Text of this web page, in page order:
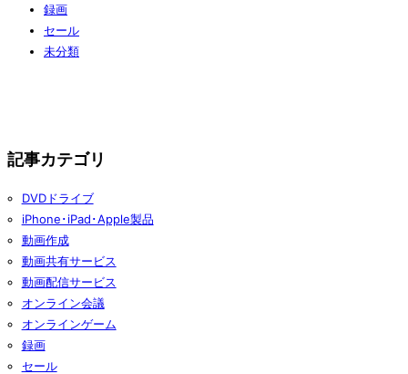
録画
セール
未分類
記事カテゴリ
DVDドライブ
iPhone･iPad･Apple製品
動画作成
動画共有サービス
動画配信サービス
オンライン会議
オンラインゲーム
録画
セール